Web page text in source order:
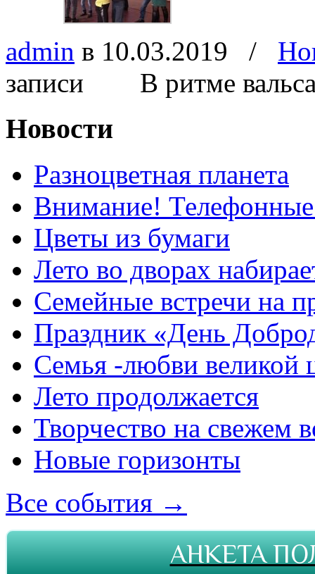
admin в 10.03.2019 /
записи В ритме
Новости
Разноцветная планета
Внимание!
Цветы из бумаги
Лето во дворах
Семейные встречи на
Праздник «День
Семья -любви великой
Лето продолжается
Творчество на свежем
Новые горизонты
Все события →
АНКЕТА